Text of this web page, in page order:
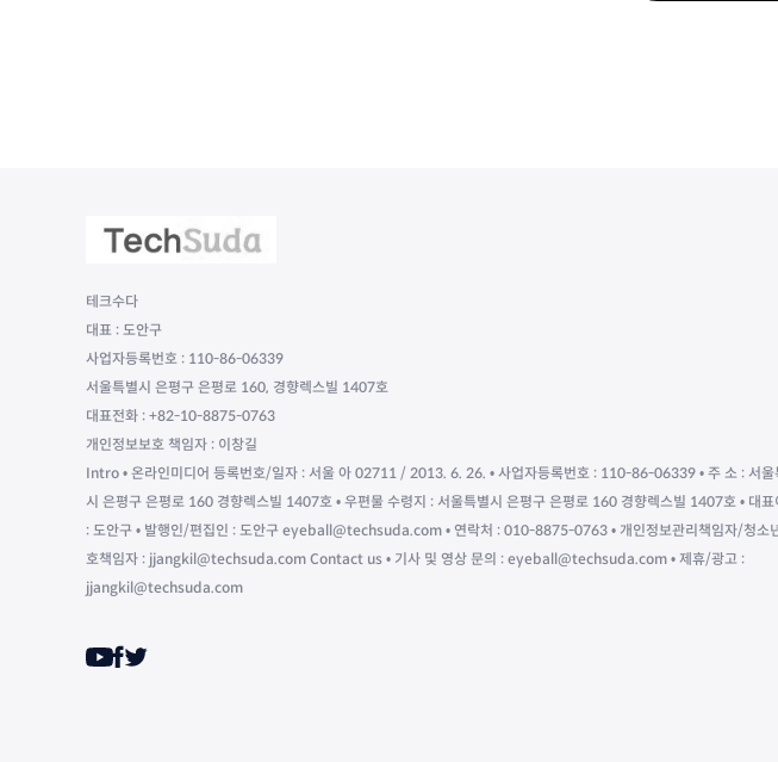
테크수다
대표 : 도안구
사업자등록번호 : 110-86-06339
서울특별시 은평구 은평로 160, 경향렉스빌 1407호
대표전화 : +82-10-8875-0763
개인정보보호 책임자 : 이창길
Intro • 온라인미디어 등록번호/일자 : 서울 아 02711 / 2013. 6. 26. • 사업자등록번호 : 110-86-06339 • 주 소 : 서울
시 은평구 은평로 160 경향렉스빌 1407호 • 우편물 수령지 : 서울특별시 은평구 은평로 160 경향렉스빌 1407호 • 대표
: 도안구 • 발행인/편집인 : 도안구 eyeball@techsuda.com • 연락처 : 010-8875-0763 • 개인정보관리책임자/청소
호책임자 : jjangkil@techsuda.com Contact us • 기사 및 영상 문의 : eyeball@techsuda.com • 제휴/광고 :
jjangkil@techsuda.com